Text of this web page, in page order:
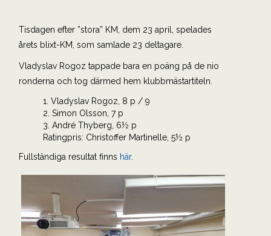
Clickable
link
Author
page.
magnus
Tisdagen efter ”stora” KM, dem 23 april, spelades
årets blixt-KM, som samlade 23 deltagare.
Vladyslav Rogoz tappade bara en poäng på de nio
ronderna och tog därmed hem klubbmästartiteln.
1. Vladyslav Rogoz, 8 p / 9
2. Simon Olsson, 7 p
3. André Thyberg, 6½ p
Ratingpris: Christoffer Martinelle, 5½ p
Fullständiga resultat finns här.